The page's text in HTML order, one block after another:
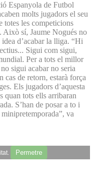
Espanyola de Futbol
molts jugadors el seu
totes les competicions
Això sí, Jaume Nogués no
d’acabar la lliga. “Hi
Sigui com sigui,
Per a tots el millor
sigui acabar no seria
cas de retorn, estarà força
Els jugadors d’aquesta
quan tots ells arribaran
S’han de posar a to i
va
Permetre